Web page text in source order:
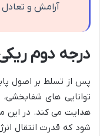
آرامش و تعادل
درجه دوم
پس از تسلط بر اصول
توانایی های
هدایت می کند. در این
شود که قدرت انتقال